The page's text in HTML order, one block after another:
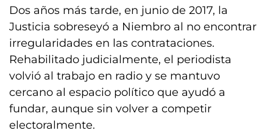
Dos años más tarde, en junio de 2017, la
Justicia sobreseyó a Niembro al no encontrar
irregularidades en las contrataciones.
Rehabilitado judicialmente, el periodista
volvió al trabajo en radio y se mantuvo
cercano al espacio político que ayudó a
fundar, aunque sin volver a competir
electoralmente.